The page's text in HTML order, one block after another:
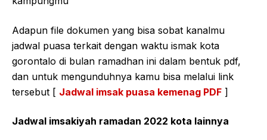
Adapun file dokumen yang bisa sobat kanalmu
jadwal puasa terkait dengan waktu ismak kota
gorontalo di bulan ramadhan ini dalam bentuk pdf,
dan untuk mengunduhnya kamu bisa melalui link
tersebut [ Jadwal imsak puasa kemenag PDF ]
Jadwal imsakiyah ramadan 2022 kota lainnya